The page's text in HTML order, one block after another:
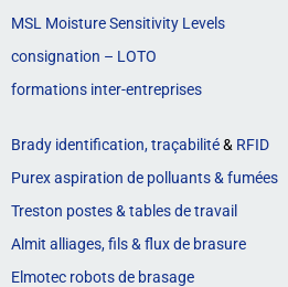
MSL Moisture Sensitivity Levels
consignation – LOTO
formations inter-entreprises
Brady identification, traçabilité& RFID
Purex aspiration de polluants & fumées
Treston postes & tables de travail
Almit alliages, fils & flux de brasure
Elmotec robots de brasage